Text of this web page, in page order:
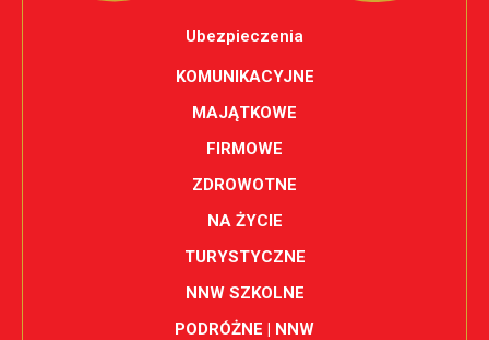
Ubezpieczenia
KOMUNIKACYJNE
MAJĄTKOWE
FIRMOWE
ZDROWOTNE
NA ŻYCIE
TURYSTYCZNE
NNW SZKOLNE
PODRÓŻNE | NNW